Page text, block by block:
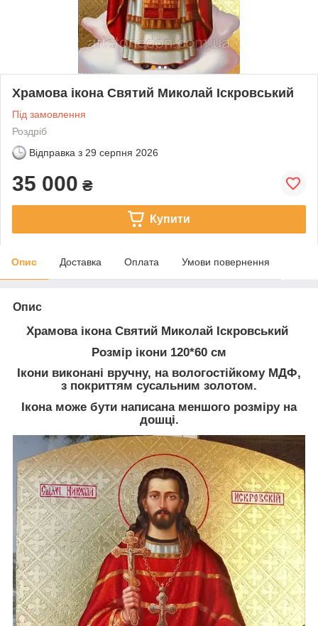
Храмова ікона Святий Миколай Іскровський
Під замовлення
Роздріб
Відправка з 29 серпня 2026
35 000 ₴
Купити
Опис Доставка Оплата Умови повернення
Опис
Храмова ікона Святий Миколай Іскровський
Розмір ікони 120*60 см
Ікони виконані вручну, на вологостійкому МДФ,
з покриттям сусальним золотом.
Ікона може бути написана меншого розміру на
дошці.